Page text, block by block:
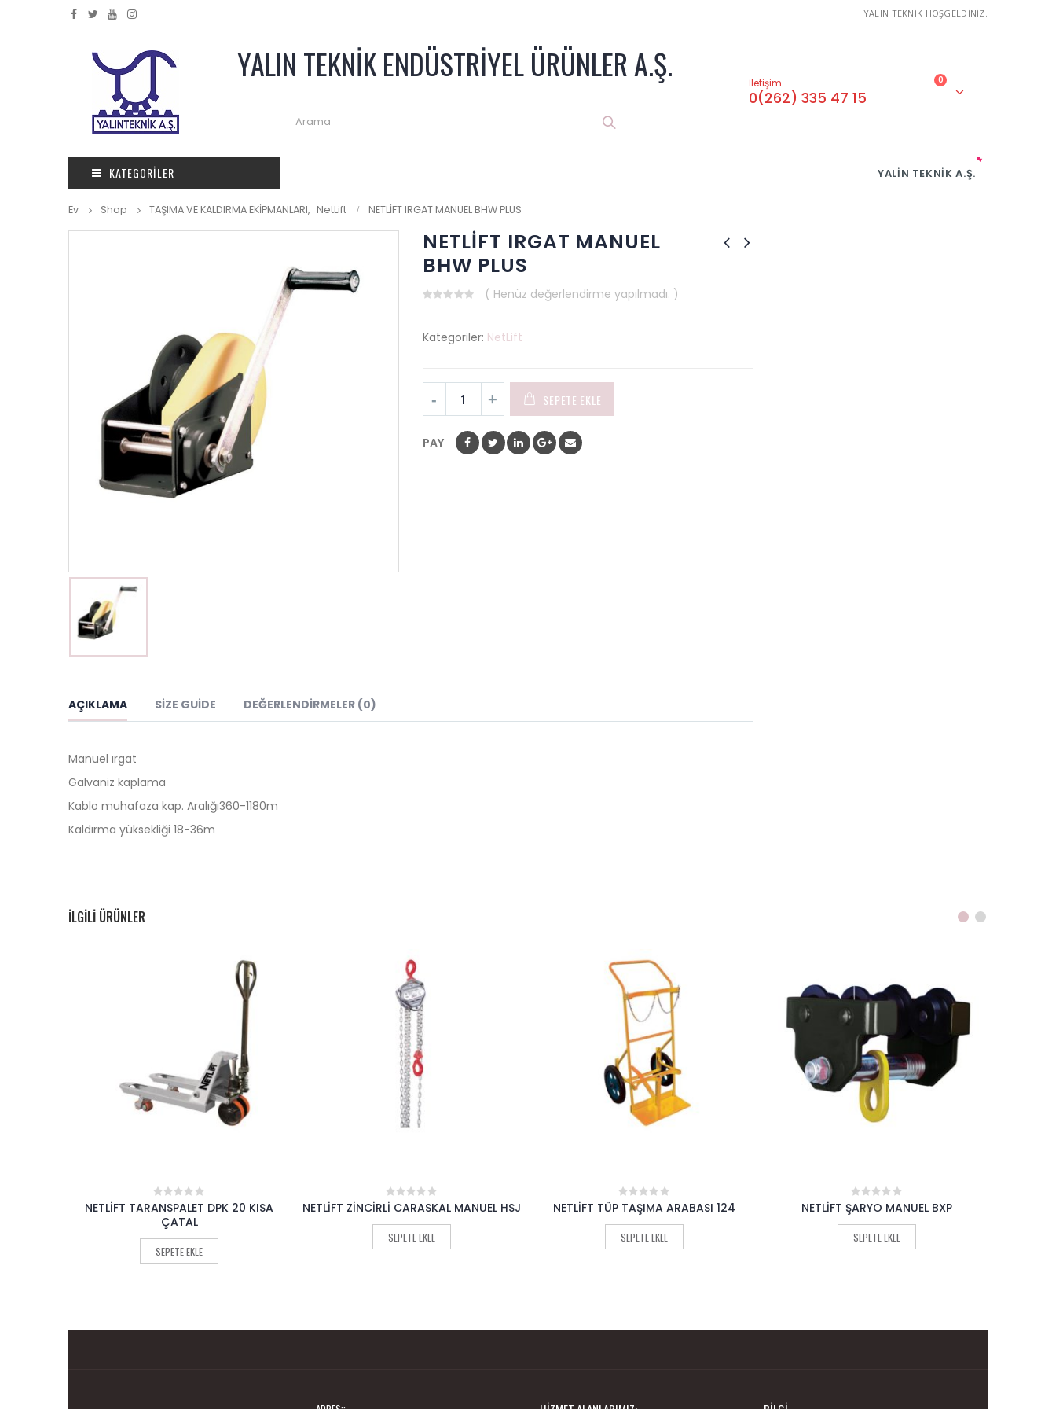
YALIN TEKNİK HOŞGELDİNİZ.
YALIN TEKNİK ENDÜSTRİYEL ÜRÜNLER A.Ş. İletişim
0(262) 335 47 15
0
KATEGORILER YALIN TEKNIK A.Ş.
Ev Shop TAŞIMA VE KALDIRMA EKİPMANLARI, NetLift NETLİFT IRGAT MANUEL BHW PLUS
NETLİFT IRGAT MANUEL
BHW PLUS
5
( Henüz değerlendirme yapılmadı. )
Kategoriler: NetLift
SEPETE EKLE
PAY
AÇIKLAMA SIZE GUIDE DEĞERLENDIRMELER (0)
Manuel ırgat
Galvaniz kaplama
Kablo muhafaza kap. Aralığı360-1180m
Kaldırma yüksekliği 18-36m
ILGILI ÜRÜNLER
0
out
of
5
NETLİFT ZİNCİRLİ CARASKAL MANUEL HSJ
SEPETE EKLE
0
of
5
NETLİFT TÜP TAŞIMA ARABASI 124
SEPETE EKLE
0
of
5
NETLİFT ŞARYO MANUEL BXP
SEPETE EKLE
0
out
of
5
NETLİFT TRİFOR HX A
SEPETE EKLE